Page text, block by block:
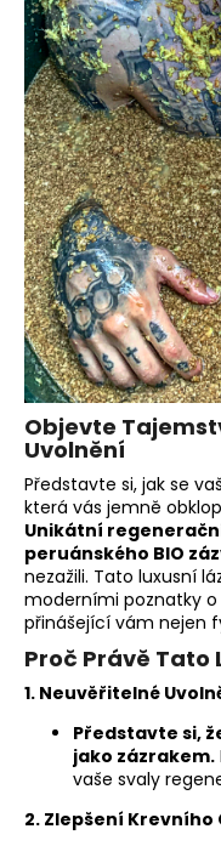
Objevte
Uvolnění
Představte si, jak se
která vás jemně
Unikátní
peruánského BIO
nezažili. Tato luxusní
moderními poznatky
přinášející vám nejen
Proč Právě Tato
1. Neuvěřitelné
Představte si,
jako zázrakem.
vaše svaly
2. Zlepšení Krevního
a
j
í
t
?
D
o
p
o
r
u
č
u
j
e
m
e